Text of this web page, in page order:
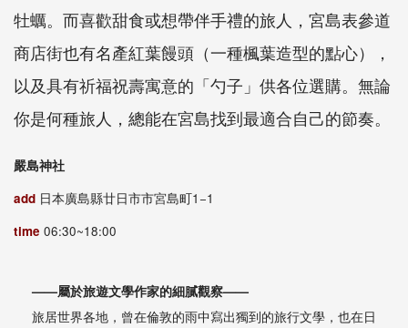
牡蠣。而喜歡甜食或想帶伴手禮的旅人，宮島表參道
商店街也有名產紅葉饅頭（一種楓葉造型的點心），
以及具有祈福祝壽寓意的「勺子」供各位選購。無論
你是何種旅人，總能在宮島找到最適合自己的節奏。
嚴島神社
add 日本廣島縣廿日市市宮島町1−1
time 06:30~18:00
——屬於旅遊文學作家的細膩觀察——
旅居世界各地，曾在倫敦的雨中寫出獨到的旅行文學，也在日